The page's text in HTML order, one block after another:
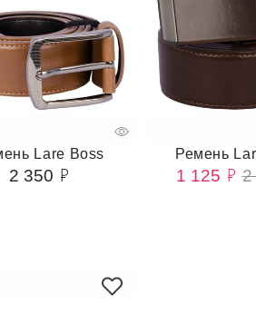
Lare Boss
2 350
Ремень
1 125 2